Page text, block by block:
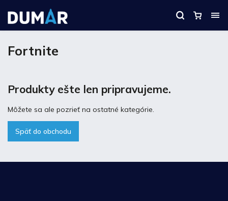
Fortnite
Produkty ešte len pripravujeme.
Môžete sa ale pozrieť na ostatné kategórie.
Späť do obchodu